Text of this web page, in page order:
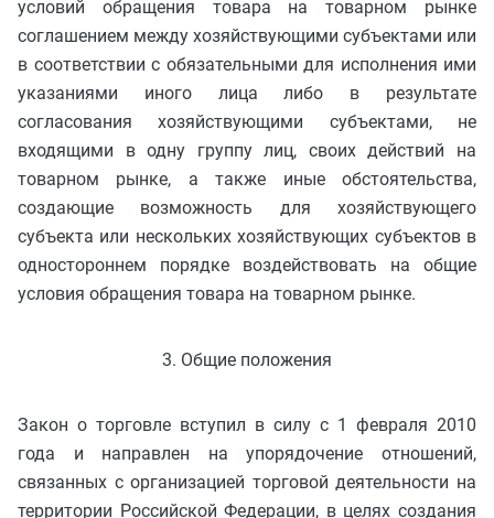
условий обращения товара на товарном рынке
соглашением между хозяйствующими субъектами или
в соответствии с обязательными для исполнения ими
указаниями иного лица либо в результате
согласования хозяйствующими субъектами, не
входящими в одну группу лиц, своих действий на
товарном рынке, а также иные обстоятельства,
создающие возможность для хозяйствующего
субъекта или нескольких хозяйствующих субъектов в
одностороннем порядке воздействовать на общие
условия обращения товара на товарном рынке.
3. Общие положения
Закон о торговле вступил в силу с 1 февраля 2010
года и направлен на упорядочение отношений,
связанных с организацией торговой деятельности на
территории Российской Федерации, в целях создания